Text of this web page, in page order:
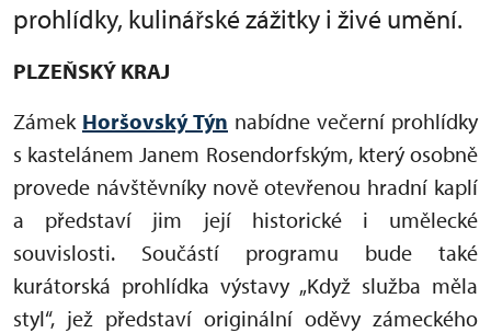
prohlídky, kulinářské zážitky i živé umění.
PLZEŇSKÝ KRAJ
Zámek Horšovský Týn nabídne večerní prohlídky
s kastelánem Janem Rosendorfským, který osobně
provede návštěvníky nově otevřenou hradní kaplí
a představí jim její historické i umělecké
souvislosti. Součástí programu bude také
kurátorská prohlídka výstavy „Když služba měla
styl“, jež představí originální oděvy zámeckého